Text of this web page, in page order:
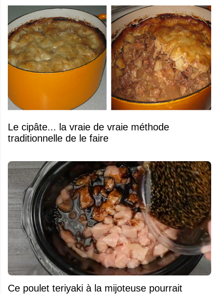
Le cipâte... la vraie de vraie méthode
traditionnelle de le faire
Ce poulet teriyaki à la mijoteuse pourrait